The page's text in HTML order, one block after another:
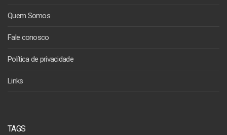
Quem Somos
Fale conosco
Política de privacidade
Links
TAGS